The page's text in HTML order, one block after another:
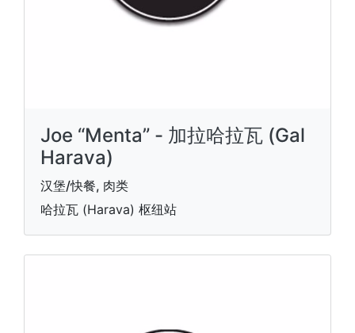
Joe “Menta” - 加拉哈拉瓦 (Gal
Harava)
汉堡/快餐, 肉类
哈拉瓦 (Harava) 枢纽站